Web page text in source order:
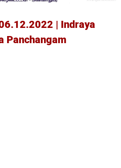
| Indraya
Panchangam